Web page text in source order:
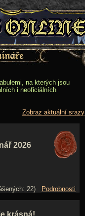
na kterých jsou
i neoficiálních
Zobraz aktuální srazy
2026
22)
Podrobnosti
krásná!